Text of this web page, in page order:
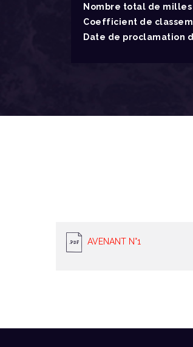
Nombre total de milles
Coefficient de
Date de proclamation
AVENANT N°1